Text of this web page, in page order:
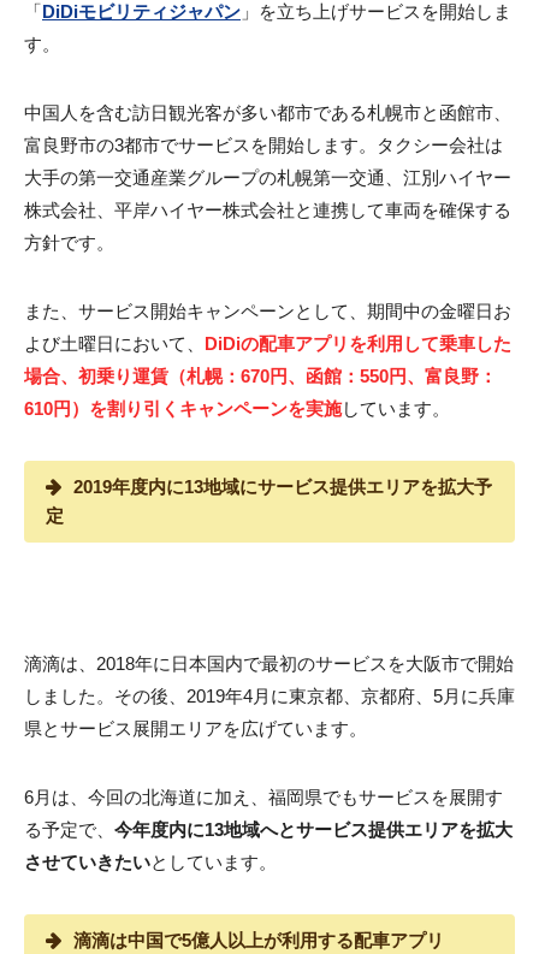
「DiDiモビリティジャパン 」を立ち上げサービスを開始しま
す。
中国人を含む訪日観光客が多い都市である札幌市と函館市、
富良野市の3都市でサービスを開始します。タクシー会社は
大手の第一交通産業グループの札幌第一交通、江別ハイヤー
株式会社、平岸ハイヤー株式会社と連携して車両を確保する
方針です。
また、サービス開始キャンペーンとして、期間中の金曜日お
よび土曜日において、 DiDiの配車アプリを利用して乗車した
場合、初乗り運賃（札幌：670円、函館：550円、富良野：
610円）を割り引くキャンペーンを実施しています。
2019年度内に13地域にサービス提供エリアを拡大予
定
滴滴は、2018年に日本国内で最初のサービスを大阪市で開始
しました。その後、2019年4月に東京都、京都府、5月に兵庫
県とサービス展開エリアを広げています。
6月は、今回の北海道に加え、福岡県でもサービスを展開す
る予定で、 今年度内に13地域へとサービス提供エリアを拡大
させていきたいとしています。
滴滴は中国で5億人以上が利用する配車アプリ